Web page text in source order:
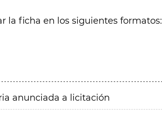
la ficha en los siguientes formatos:
anunciada a licitación